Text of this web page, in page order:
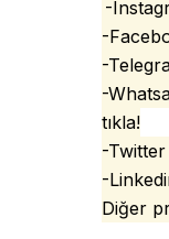
-
-
-
-
tıkla!
-Twitter
-
Diğer